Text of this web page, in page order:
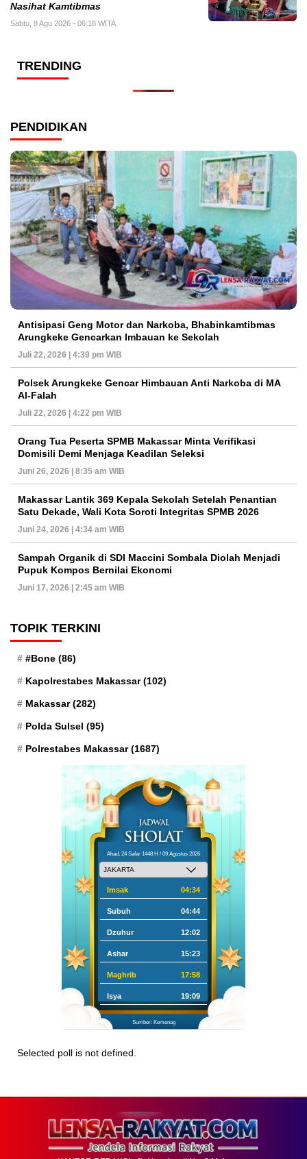
Nasihat Kamtibmas
Sabtu, 8 Agu 2026 - 06:18 WITA
TRENDING
PENDIDIKAN
Antisipasi Geng Motor dan Narkoba, Bhabinkamtibmas
Arungkeke Gencarkan Imbauan ke Sekolah
Juli 22, 2026 | 4:39 pm WIB
Polsek Arungkeke Gencar Himbauan Anti Narkoba di MA
Al-Falah
Juli 22, 2026 | 4:22 pm WIB
Orang Tua Peserta SPMB Makassar Minta Verifikasi
Domisili Demi Menjaga Keadilan Seleksi
Juni 26, 2026 | 8:35 am WIB
Makassar Lantik 369 Kepala Sekolah Setelah Penantian
Satu Dekade, Wali Kota Soroti Integritas SPMB 2026
Juni 24, 2026 | 4:34 am WIB
Sampah Organik di SDI Maccini Sombala Diolah Menjadi
Pupuk Kompos Bernilai Ekonomi
Juni 17, 2026 | 2:45 am WIB
TOPIK TERKINI
#Bone (86)
Kapolrestabes Makassar(102)
Makassar(282)
Polda Sulsel (95)
Polrestabes Makassar(1687)
Ahad, 24 Safar 1448 H / 09 Agustus 2026
Imsak 04:34
Subuh 04:44
Dzuhur 12:02
Ashar 15:23
Maghrib 17:58
Isya 19:09
Sumber: Kemenag
Selected poll is not defined.